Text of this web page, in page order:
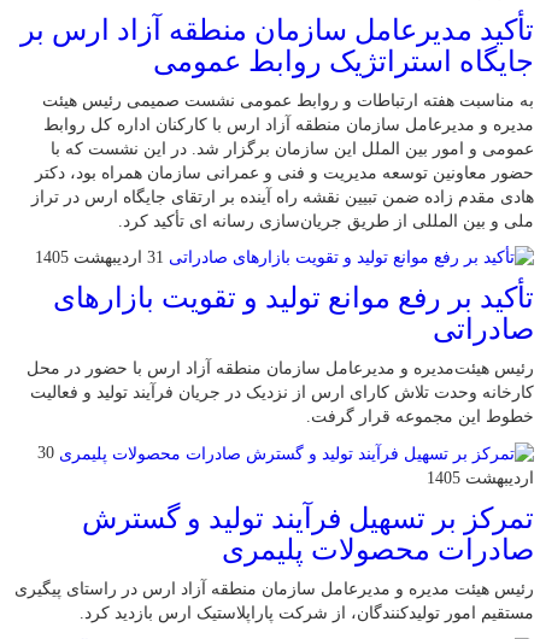
تأکید مدیرعامل سازمان منطقه آزاد ارس بر
جایگاه استراتژیک روابط عمومی
به مناسبت هفته ارتباطات و روابط عمومی نشست صمیمی رئیس هیئت‌
مدیره و مدیرعامل سازمان منطقه آزاد ارس با کارکنان اداره ‌کل روابط
عمومی و امور بین ‌الملل این سازمان برگزار شد. در این نشست که با
حضور معاونین توسعه مدیریت و فنی و عمرانی سازمان همراه بود، دکتر
هادی مقدم ‌زاده ضمن تبیین نقشه راه آینده بر ارتقای جایگاه ارس در تراز
ملی و بین‌ المللی از طریق جریان‌سازی رسانه‌ ای تأکید کرد.
31 اردیبهشت 1405
تأکید بر رفع موانع تولید و تقویت بازارهای
صادراتی
رئیس هیئت‌مدیره و مدیرعامل سازمان منطقه آزاد ارس با حضور در محل
کارخانه وحدت تلاش کارای ارس از نزدیک در جریان فرآیند تولید و فعالیت
خطوط این مجموعه قرار گرفت.
30
اردیبهشت 1405
تمرکز بر تسهیل فرآیند تولید و گسترش
صادرات محصولات پلیمری
رئیس هیئت ‌مدیره و مدیرعامل سازمان منطقه آزاد ارس در راستای پیگیری
مستقیم امور تولیدکنندگان، از شرکت پاراپلاستیک ارس بازدید کرد.